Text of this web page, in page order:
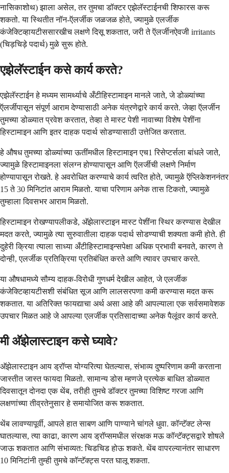
नासिकाशोथ) झाला असेल, तर तुमचा डॉक्टर एझेलॅस्टाईनची शिफारस करू
शकतो. या स्थितीत नॉन-ऍलर्जीक जळजळ होते, ज्यामुळे एलर्जीक
कंजेक्टिव्हायटीससारखीच लक्षणे दिसू शकतात, जरी ते ऍलर्जीनऐवजी irritants
(चिड़चिड़े पदार्थ) मुळे सुरू होते.
एझेलॅस्टाईन कसे कार्य करते?
एझेलॅस्टाईन हे मध्यम सामर्थ्याचे अँटीहिस्टामाइन मानले जाते, जे डोळ्यांच्या
ऍलर्जीपासून संपूर्ण आराम देण्यासाठी अनेक यंत्रणेद्वारे कार्य करते. जेव्हा ऍलर्जीन
तुमच्या डोळ्यात प्रवेश करतात, तेव्हा ते मास्ट पेशी नावाच्या विशेष पेशींना
हिस्टामाइन आणि इतर दाहक पदार्थ सोडण्यासाठी उत्तेजित करतात.
हे औषध तुमच्या डोळ्यांच्या ऊतींमधील हिस्टामाइन एच1 रिसेप्टर्सला बांधले जाते,
ज्यामुळे हिस्टामाइनला संलग्न होण्यापासून आणि ऍलर्जीची लक्षणे निर्माण
होण्यापासून रोखते. हे अवरोधित करण्याचे कार्य त्वरित होते, ज्यामुळे ऍप्लिकेशननंतर
15 ते 30 मिनिटांत आराम मिळतो. याचा परिणाम अनेक तास टिकतो, ज्यामुळे
तुम्हाला दिवसभर आराम मिळतो.
हिस्टामाइन रोखण्यापलीकडे, अ‍ॅझेलास्टाइन मास्ट पेशींना स्थिर करण्यास देखील
मदत करते, ज्यामुळे त्या सुरुवातीला दाहक पदार्थ सोडण्याची शक्यता कमी होते. ही
दुहेरी क्रिया त्याला साध्या अँटीहिस्टामाइन्सपेक्षा अधिक प्रभावी बनवते, कारण ते
दोन्ही, एलर्जीक प्रतिक्रिया प्रतिबंधित करते आणि त्यावर उपचार करते.
या औषधामध्ये सौम्य दाहक-विरोधी गुणधर्म देखील आहेत, जे एलर्जीक
कंजेक्टिव्हायटीसशी संबंधित सूज आणि लालसरपणा कमी करण्यास मदत करू
शकतात. या अतिरिक्त फायद्याचा अर्थ असा आहे की आपल्याला एक सर्वसमावेशक
उपचार मिळत आहे जे आपल्या एलर्जीक प्रतिसादाच्या अनेक पैलूंवर कार्य करते.
मी अ‍ॅझेलास्टाइन कसे घ्यावे?
अ‍ॅझेलास्टाइन आय ड्रॉप्स योग्यरित्या घेतल्यास, संभाव्य दुष्परिणाम कमी करताना
जास्तीत जास्त फायदा मिळतो. सामान्य डोस म्हणजे प्रत्येक बाधित डोळ्यात
दिवसातून दोनदा एक थेंब, तरीही तुमचे डॉक्टर तुमच्या विशिष्ट गरजा आणि
लक्षणांच्या तीव्रतेनुसार हे समायोजित करू शकतात.
थेंब लावण्यापूर्वी, आपले हात साबण आणि पाण्याने चांगले धुवा. कॉन्टॅक्ट लेन्स
घातल्यास, त्या काढा, कारण आय ड्रॉप्समधील संरक्षक मऊ कॉन्टॅक्ट्सद्वारे शोषले
जाऊ शकतात आणि संभाव्यत: चिडचिड होऊ शकते. थेंब वापरल्यानंतर साधारण
10 मिनिटांनी तुम्ही तुमचे कॉन्टॅक्ट्स परत घालू शकता.